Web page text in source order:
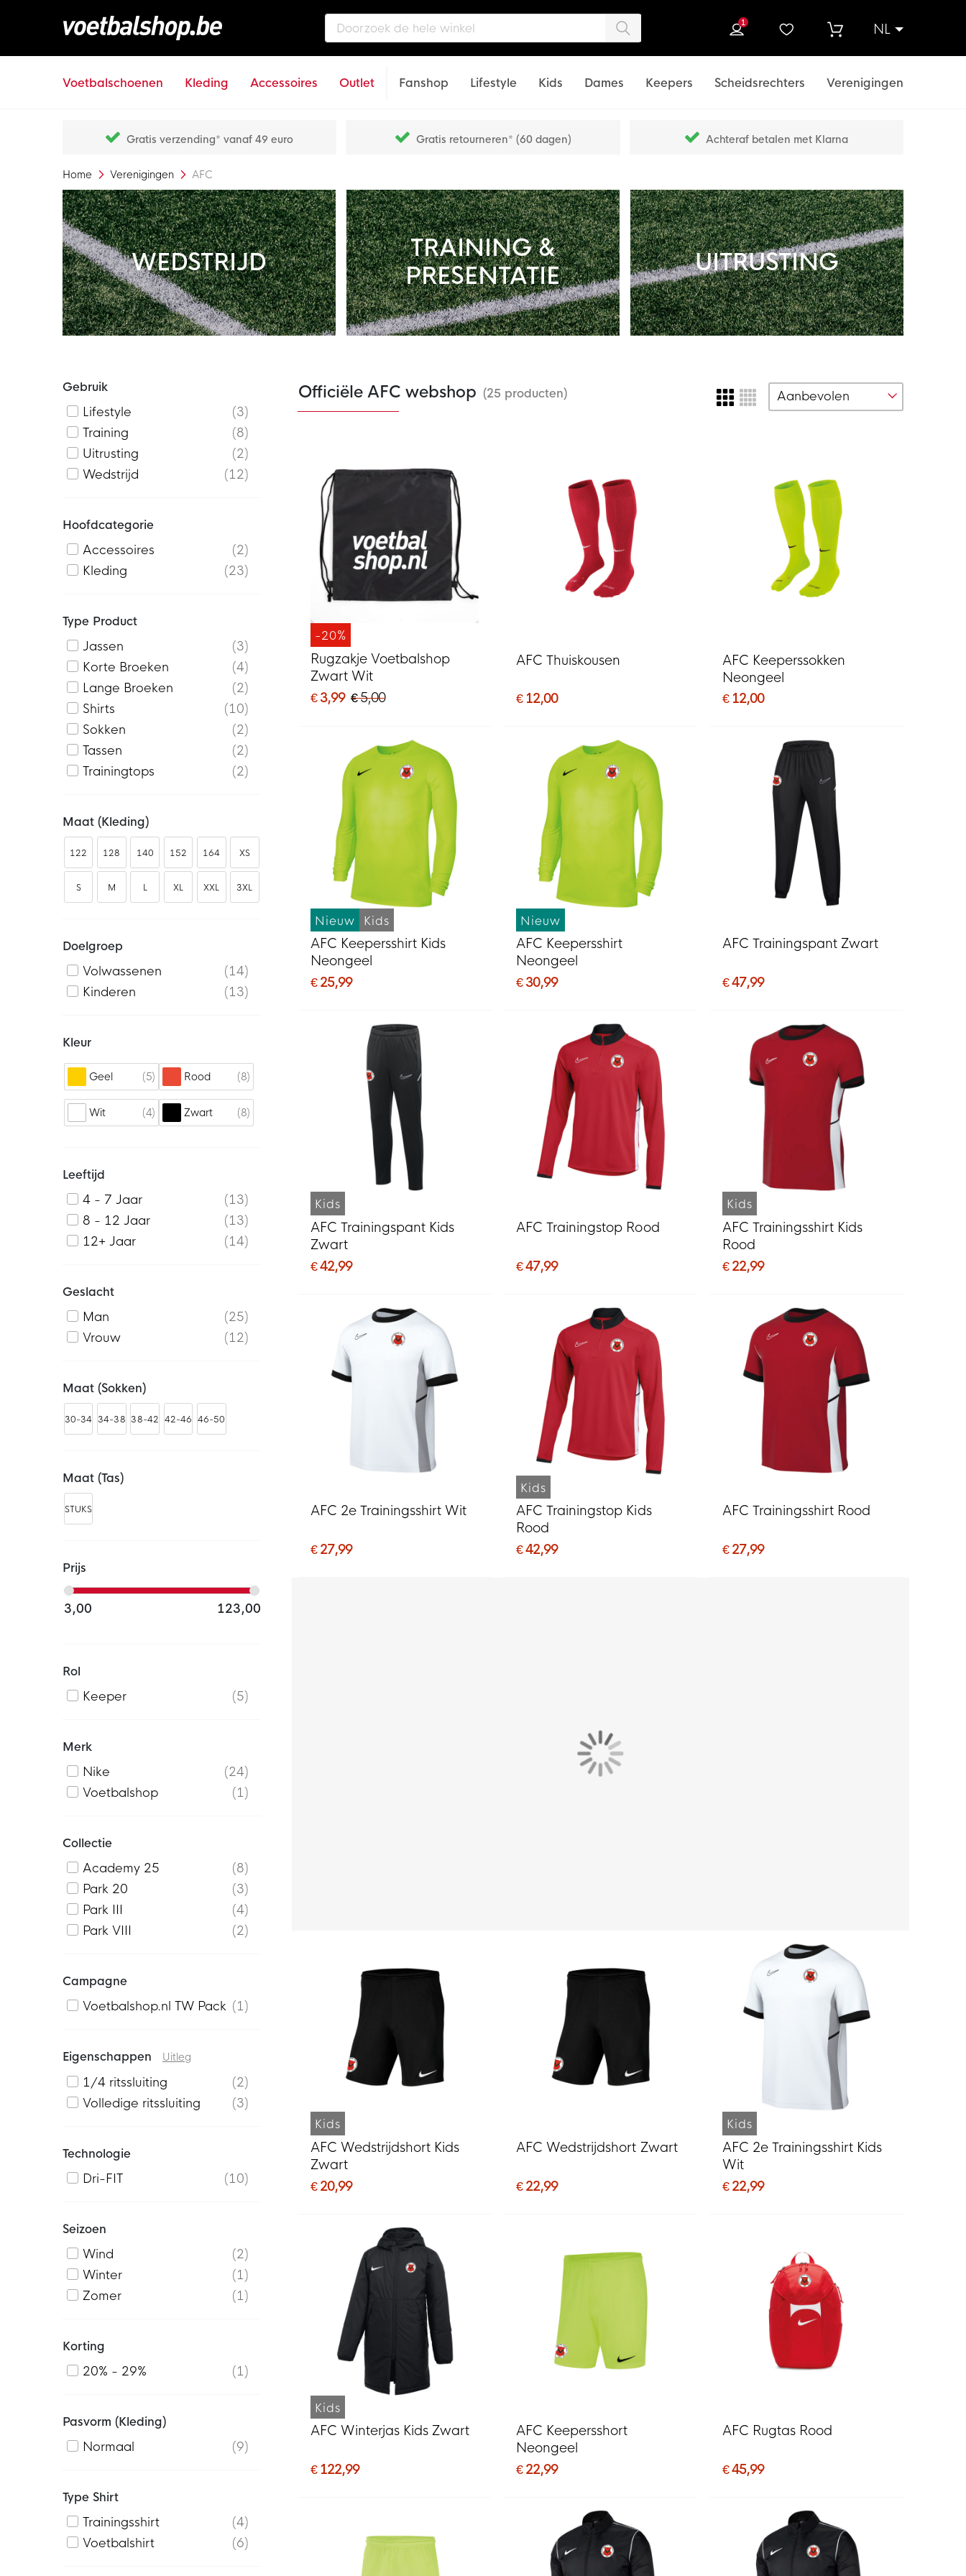
NL
1
Voetbalschoenen Kleding Accessoires Outlet Fanshop Lifestyle Kids Dames Keepers Scheidsrechters Verenigingen
Gratis verzending* vanaf 49 euro Gratis retourneren* (60 dagen) Achteraf betalen met Klarna
Home Verenigingen AFC
WEDSTRIJD
TRAINING &
PRESENTATIE
UITRUSTING
Officiële AFC webshop (25 producten)
-20%
Rugzakje Voetbalshop
Zwart Wit
€ 3,99 € 5,00
AFC Thuiskousen
€ 12,00
AFC Keeperssokken
Neongeel
€ 12,00
Nieuw Kids
AFC Keepersshirt Kids
Neongeel
€ 25,99
Nieuw
AFC Keepersshirt
Neongeel
€ 30,99
AFC Trainingspant Zwart
€ 47,99
Kids
AFC Trainingspant Kids
Zwart
€ 42,99
AFC Trainingstop Rood
€ 47,99
Kids
AFC Trainingsshirt Kids
Rood
€ 22,99
AFC 2e Trainingsshirt Wit
€ 27,99
Kids
AFC Trainingstop Kids
Rood
€ 42,99
AFC Trainingsshirt Rood
€ 27,99
Kids
AFC Wedstrijdshort Kids
Zwart
€ 20,99
AFC Wedstrijdshort Zwart
€ 22,99
Kids
AFC 2e Trainingsshirt Kids
Wit
€ 22,99
Kids
AFC Winterjas Kids Zwart
€ 122,99
AFC Keepersshort
Neongeel
€ 22,99
AFC Rugtas Rood
€ 45,99
Gebruik
Lifestyle
3
Training
8
Uitrusting
2
Wedstrijd
12
Hoofdcategorie
Accessoires
2
Kleding
23
Type Product
Jassen
3
Korte Broeken
4
Lange Broeken
2
Shirts
10
Sokken
2
Tassen
2
Trainingtops
2
Maat (kleding)
122 128 140 152 164 XS
S M L XL XXL 3XL
Doelgroep
Volwassenen
14
Kinderen
13
Kleur
Geel 5 Rood 8
Wit 4 Zwart 8
Leeftijd
4 - 7 Jaar
13
8 - 12 Jaar
13
12+ Jaar
14
Geslacht
Man
25
Vrouw
12
Maat (sokken)
30-34 34-38 38-42 42-46 46-50
Maat (tas)
STUKS
Prijs
3,00 123,00
Rol
Keeper
5
Merk
Nike
24
Voetbalshop
1
Collectie
Academy 25
8
Park 20
3
Park III
4
Park VIII
2
Campagne
Voetbalshop.nl TW Pack
1
Eigenschappen Uitleg
1/4 ritssluiting
2
Volledige ritssluiting
3
Technologie
Dri-FIT
10
Seizoen
Wind
2
Winter
1
Zomer
1
Korting
20% - 29%
1
Pasvorm (kleding)
Normaal
9
Type Shirt
Trainingsshirt
4
Voetbalshirt
6